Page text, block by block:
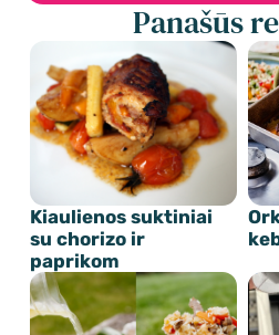
Panašūs
Kiaulienos suktiniai
su chorizo ir
paprikom